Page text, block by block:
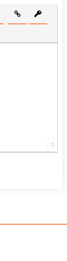
СПИСОК
ВСТАВИТЬ
0